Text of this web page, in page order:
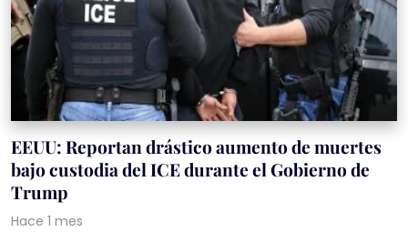
EEUU: Reportan drástico aumento de muertes
bajo custodia del ICE durante el Gobierno de
Trump
Hace 1 mes